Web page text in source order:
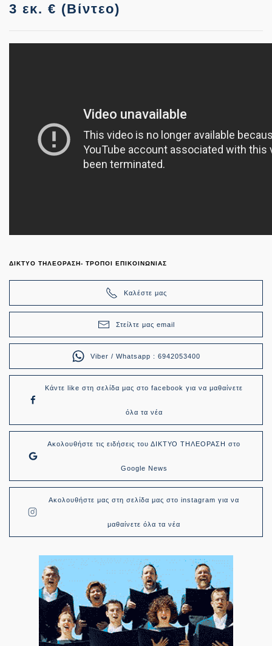
3 εκ. € (Βίντεο)
ΔΙΚΤΥΟ ΤΗΛΕΟΡΑΣΗ- ΤΡΟΠΟΙ ΕΠΙΚΟΙΝΩΝΙΑΣ
Καλέστε μας
Στείλτε μας email
Viber / Whatsapp : 6942053400
Κάντε like στη σελίδα μας στο facebook για να μαθαίνετε
όλα τα νέα
Ακολουθήστε τις ειδήσεις του ΔΙΚΤΥΟ ΤΗΛΕΟΡΑΣΗ στο
Google News
Ακολουθήστε μας στη σελίδα μας στο instagram για να
μαθαίνετε όλα τα νέα